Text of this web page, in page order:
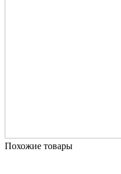
Похожие товары